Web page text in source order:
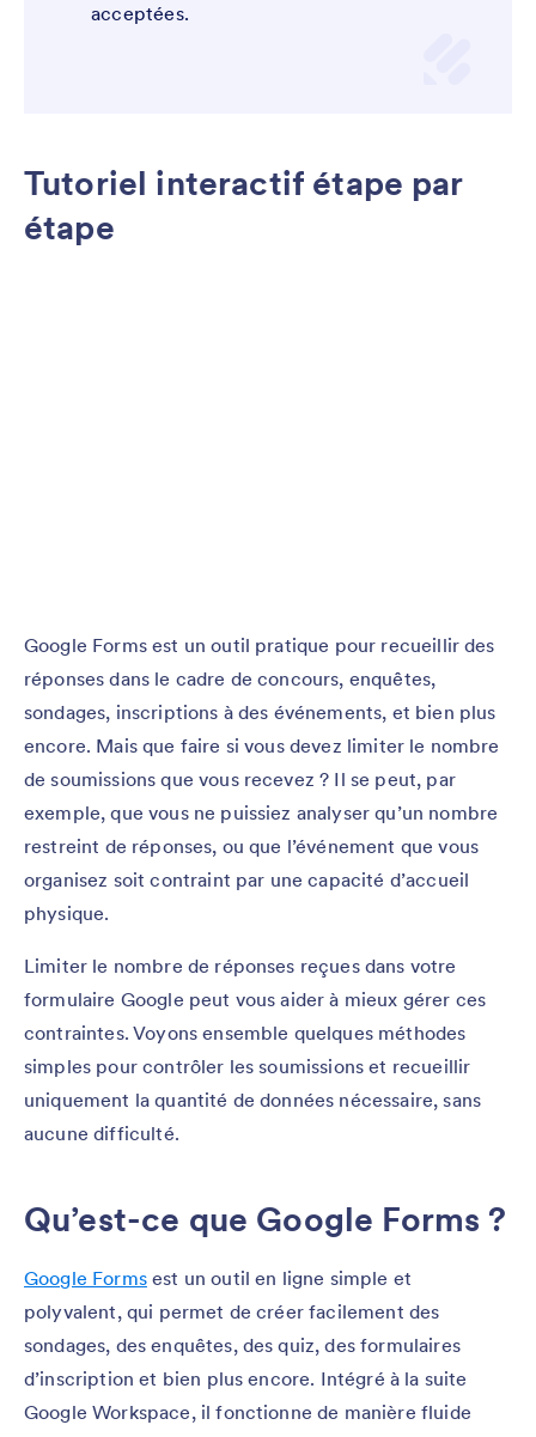
acceptées.
Tutoriel interactif étape par
étape
Google Forms est un outil pratique pour recueillir des
réponses dans le cadre de concours, enquêtes,
sondages, inscriptions à des événements, et bien plus
encore. Mais que faire si vous devez limiter le nombre
de soumissions que vous recevez ? Il se peut, par
exemple, que vous ne puissiez analyser qu’un nombre
restreint de réponses, ou que l’événement que vous
organisez soit contraint par une capacité d’accueil
physique.
Limiter le nombre de réponses reçues dans votre
formulaire Google peut vous aider à mieux gérer ces
contraintes. Voyons ensemble quelques méthodes
simples pour contrôler les soumissions et recueillir
uniquement la quantité de données nécessaire, sans
aucune difficulté.
Qu’est-ce que Google Forms ?
Google Formsest un outil en ligne simple et
polyvalent, qui permet de créer facilement des
sondages, des enquêtes, des quiz, des formulaires
d’inscription et bien plus encore. Intégré à la suite
Google Workspace, il fonctionne de manière fluide